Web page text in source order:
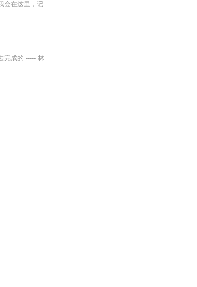
欢迎来到我的「小白成长记」。这里没有大神，只有一个和你一样，对有声演播充满热爱的学习者。我会在这里，记录下我从 0 到 1 的每一次发声、每一点进步。这不仅是我的成长轨迹，更是想邀请你，一起见证我们用声音编织梦想的过程。让我们在有声的世界里，...
学习，不是在死记硬背中学会的，而是找方法，用自己的自律、行动力和信心，通过日积月累坚持下去完成的 ----- 林芃甬